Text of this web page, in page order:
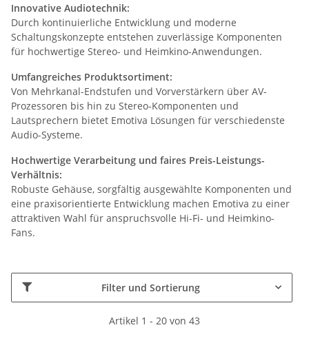
Innovative Audiotechnik:
Durch kontinuierliche Entwicklung und moderne
Schaltungskonzepte entstehen zuverlässige Komponenten
für hochwertige Stereo- und Heimkino-Anwendungen.
Umfangreiches Produktsortiment:
Von Mehrkanal-Endstufen und Vorverstärkern über AV-
Prozessoren bis hin zu Stereo-Komponenten und
Lautsprechern bietet Emotiva Lösungen für verschiedenste
Audio-Systeme.
Hochwertige Verarbeitung und faires Preis-Leistungs-
Verhältnis:
Robuste Gehäuse, sorgfältig ausgewählte Komponenten und
eine praxisorientierte Entwicklung machen Emotiva zu einer
attraktiven Wahl für anspruchsvolle Hi-Fi- und Heimkino-
Fans.
Filter und Sortierung
Artikel 1 - 20 von 43